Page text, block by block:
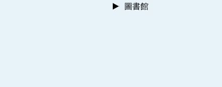
圖書館